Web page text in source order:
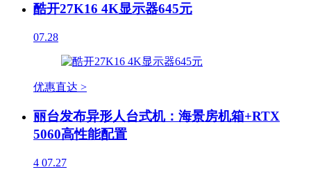
酷开27K16 4K显示器645元
07.28
优惠直达 >
丽台发布异形人台式机：海景房机箱+RTX
5060高性能配置
4 07.27